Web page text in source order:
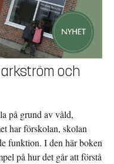
och
på grund av våld,
har förskolan, skolan
funktion. I den här boken
på hur det går att förstå